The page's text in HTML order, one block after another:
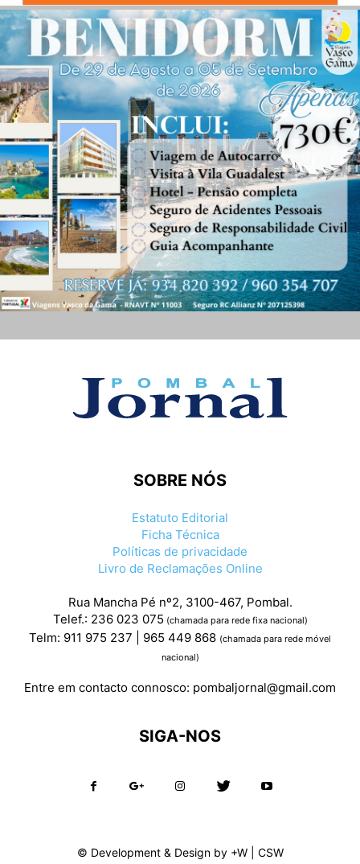
SOBRE NÓS
Estatuto Editorial
Ficha Técnica
Políticas de privacidade
Livro de Reclamações Online
Rua Mancha Pé nº2, 3100-467, Pombal.
Telef.: 236 023 075 (chamada para rede fixa nacional)
Telm: 911 975 237 | 965 449 868 (chamada para rede móvel
nacional)
Entre em contacto connosco: pombaljornal@gmail.com
SIGA-NOS
© Development & Design by +W| CSW